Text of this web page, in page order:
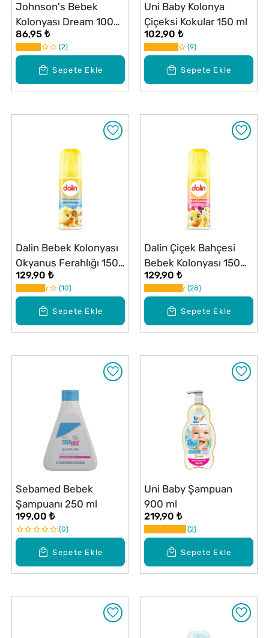
Sepete Ekle
Johnson's Bebek
Kolonyası Dream 100
ml
86,95 ₺
2
Sepete Ekle
Uni Baby Kolonya
Çiçeksi Kokular 150 ml
102,90 ₺
9
Sepete Ekle
Dalin Bebek Kolonyası
Okyanus Ferahlığı 150
ml
129,90 ₺
10
Sepete Ekle
Dalin Çiçek Bahçesi
Bebek Kolonyası 150
ml
129,90 ₺
28
Sepete Ekle
Sebamed Bebek
Şampuanı 250 ml
199,00 ₺
0
Sepete Ekle
Uni Baby Şampuan
900 ml
219,90 ₺
2